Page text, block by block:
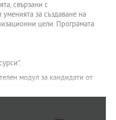
свързани с
за създаване на
цели. Програмата
модул за кандидати от
степен